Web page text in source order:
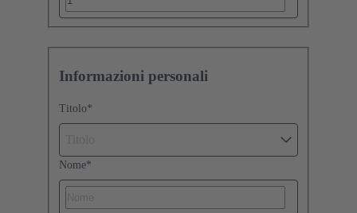
Informazioni personali
Titolo*
Nome*